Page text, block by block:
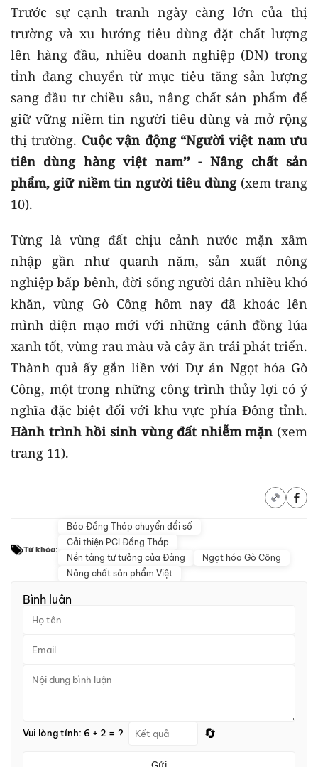
Trước sự cạnh tranh ngày càng lớn của thị
trường và xu hướng tiêu dùng đặt chất lượng
lên hàng đầu, nhiều doanh nghiệp (DN) trong
tỉnh đang chuyển từ mục tiêu tăng sản lượng
sang đầu tư chiều sâu, nâng chất sản phẩm để
giữ vững niềm tin người tiêu dùng và mở rộng
thị trường. Cuộc vận động “Người việt nam ưu
tiên dùng hàng việt nam’’ - Nâng chất sản
phẩm, giữ niềm tin người tiêu dùng(xem trang
10).
Từng là vùng đất chịu cảnh nước mặn xâm
nhập gần như quanh năm, sản xuất nông
nghiệp bấp bênh, đời sống người dân nhiều khó
khăn, vùng Gò Công hôm nay đã khoác lên
mình diện mạo mới với những cánh đồng lúa
xanh tốt, vùng rau màu và cây ăn trái phát triển.
Thành quả ấy gắn liền với Dự án Ngọt hóa Gò
Công, một trong những công trình thủy lợi có ý
nghĩa đặc biệt đối với khu vực phía Đông tỉnh.
Hành trình hồi sinh vùng đất nhiễm mặn (xem
trang 11).
Từ khóa:
Báo Đồng Tháp chuyển đổi số
Cải thiện PCI Đồng Tháp
Nền tảng tư tưởng của Đảng
Ngọt hóa Gò Công
Nâng chất sản phẩm Việt
Bình luận
Vui lòng tính: 6 + 2 = ? 🔄
Gửi